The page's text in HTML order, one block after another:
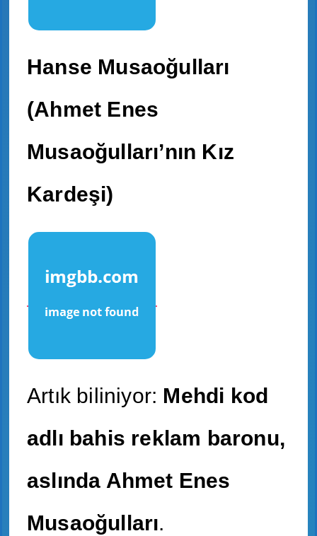
Hanse Musaoğulları
(Ahmet Enes
Musaoğulları’nın Kız
Kardeşi)
Artık biliniyor: Mehdi kod
adlı bahis reklam baronu,
aslında Ahmet Enes
Musaoğulları.